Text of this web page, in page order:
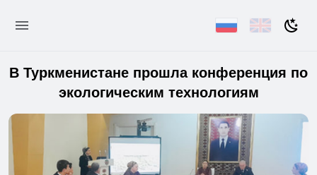
В Туркменистане прошла конференция по
экологическим технологиям